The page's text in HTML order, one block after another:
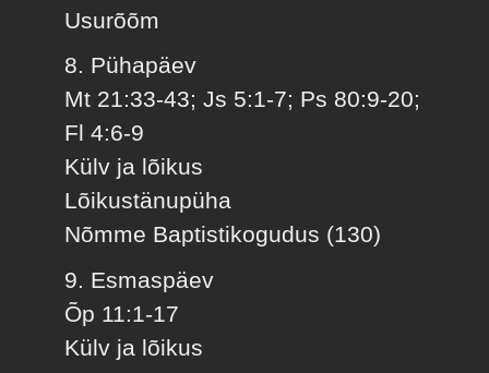
Usurõõm
8. Pühapäev
Mt 21:33-43; Js 5:1-7; Ps 80:9-20;
Fl 4:6-9
Külv ja lõikus
Lõikustänupüha
Nõmme Baptistikogudus (130)
9. Esmaspäev
Õp 11:1-17
Külv ja lõikus